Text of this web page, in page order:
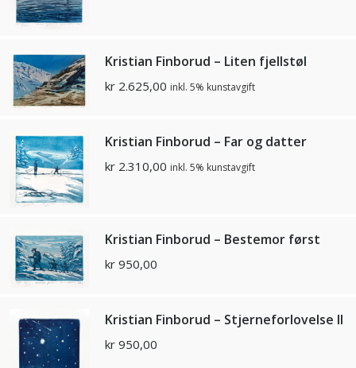
Kristian Finborud – Liten fjellstøl
kr 2.625,00 inkl. 5% kunstavgift
Kristian Finborud – Far og datter
kr 2.310,00 inkl. 5% kunstavgift
Kristian Finborud – Bestemor først
kr 950,00
Kristian Finborud – Stjerneforlovelse II
kr 950,00